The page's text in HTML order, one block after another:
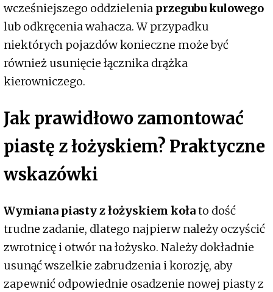
wcześniejszego oddzielenia przegubu kulowego
lub odkręcenia wahacza. W przypadku
niektórych pojazdów konieczne może być
również usunięcie łącznika drążka
kierowniczego.
Jak prawidłowo zamontować
piastę z łożyskiem? Praktyczne
wskazówki
Wymiana piasty z łożyskiem kołato dość
trudne zadanie, dlatego najpierw należy oczyścić
zwrotnicę i otwór na łożysko. Należy dokładnie
usunąć wszelkie zabrudzenia i korozję, aby
zapewnić odpowiednie osadzenie nowej piasty z